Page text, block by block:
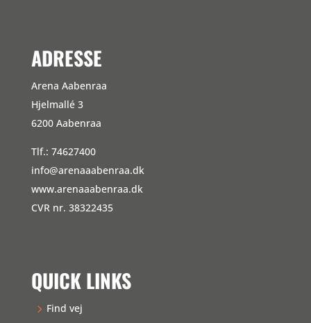
ADRESSE
Arena Aabenraa
Hjelmallé 3
6200 Aabenraa
Tlf.: 74627400
info@arenaaabenraa.dk
www.arenaaabenraa.dk
CVR nr. 38322435
QUICK LINKS
Find vej